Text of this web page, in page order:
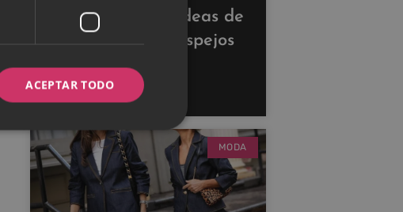
Descubre estas ideas de
decoración con espejos
para ampliar tus
espacios
MODA
ACEPTAR TODO